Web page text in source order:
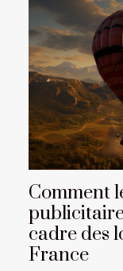
Comment
cadre des
France